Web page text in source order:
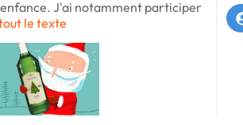
J'ai notamment participer
le texte